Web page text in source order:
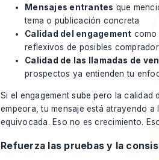
Mensajes entrantes que
tema o publicación concreta
Calidad del engagement como
reflexivos de posibles
Calidad de las llamadas de
prospectos ya entienden tu
Si el engagement sube pero la calidad
empeora, tu mensaje está atrayendo a
equivocada. Eso no es crecimiento.
Refuerza las pruebas y la